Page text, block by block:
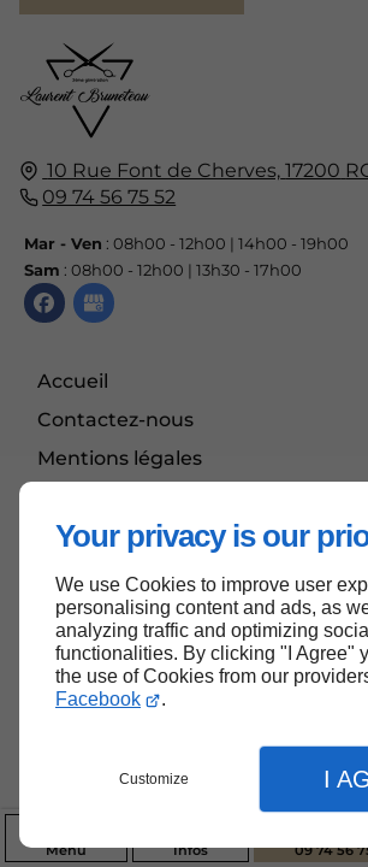
Your privacy is our
We use Cookies to improve user
personalising content and ads, as
analyzing traffic and optimizing
functionalities. By clicking "I Agree"
the use of Cookies from our
Facebook
.
Customize I
Menu Infos 09 74 56
10 Rue Font de Cherves, 17200
09 74 56 75 52
Mar - Ven : 08h00 - 12h00 | 14h00 - 19h00
Sam : 08h00 - 12h00 | 13h30 - 17h00
Accueil
Contactez-nous
Mentions légales
Haut de page